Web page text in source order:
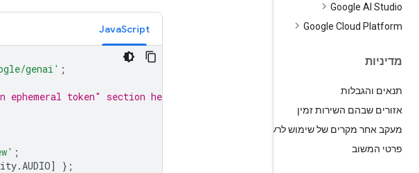
Google AI Studio
Google Cloud Platform
מדיניות
תנאים והגבלות
אזורים שבהם השירות זמין
מעקב אחר מקרים של שימוש לרעה
פרטי המשוב
JavaScript
genai' ;
token" section here
;
. AUDIO] };